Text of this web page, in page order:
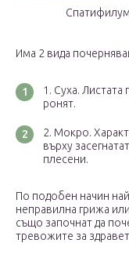
Има 2 вида
Суха. Листата
ронят.
Мокро.
върху
плесени.
По подобен начин
неправилна грижа
също започнат да
тревожите за